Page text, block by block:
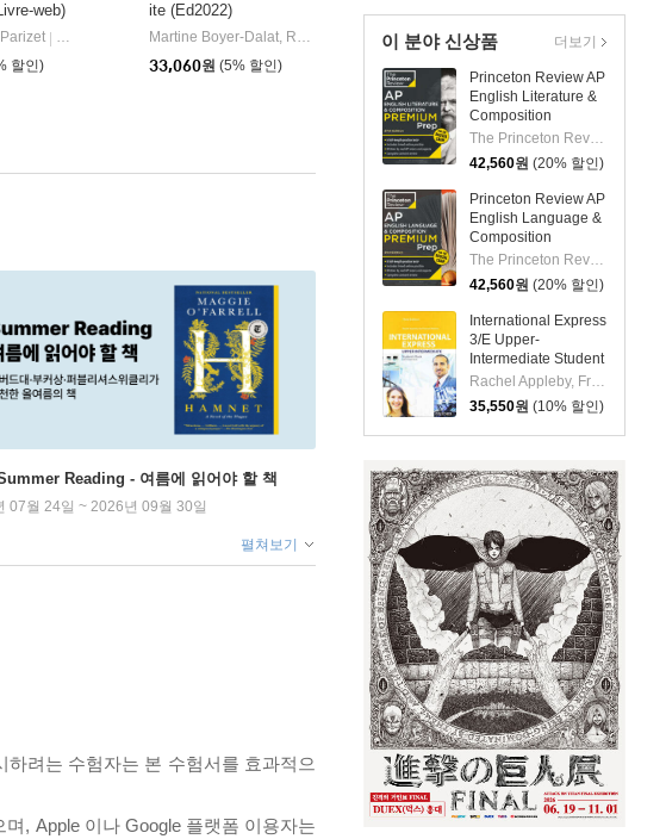
이 분야 신상품
Princeton Review AP
English Literature &
Composition
Premium Prep, 27th
Edition: 6 Practice
Tests + Digital
Practice Online +
Content Review
42,560원 (20% 할인)
Princeton Review AP
English Language &
Composition
Premium Prep, 21st
Edition: 8 Practice
Tests + Digital
Practice Online +
Content Review
42,560원 (20% 할인)
International Express
3/E Upper-
Intermediate Student
Book with Pocket
35,550원 (10% 할인)
더보기
Editions Didier
web)
CLE
할인)
ite (Ed2022)
Martine Boyer-Dalat, Romain Chretien, Nicolas Frappe
33,060원 (5% 할인)
Reading - 여름에 읽어야 할 책
07월 24일 ~ 2026년 09월 30일
펼쳐보기
려는 수험자는 본 수험서를 효과적으
, Apple 이나 Google 플랫폼 이용자는